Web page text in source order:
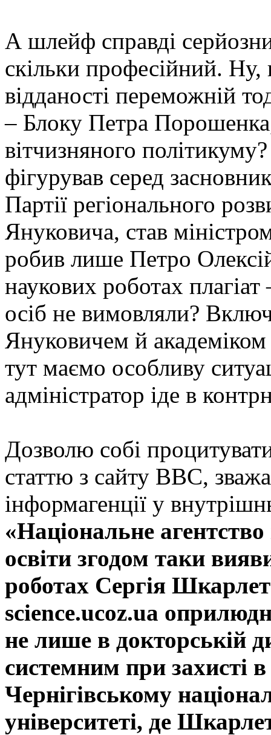
А шлейф справді
скільки професійний.
відданості переможній
– Блоку Петра
вітчизняного
фігурував серед
Партії регіонального
Януковича, став
робив лише Петро
наукових роботах
осіб не вимовляли?
Януковичем й
тут маємо особливу
адміністратор іде в
Дозволю собі
статтю з сайту ВВС,
інформагенції у
«Національне агентство
освіти згодом таки
роботах Сергія
science.ucoz.ua
не лише в докторській
системним при захисті
Чернігівському
університеті, де